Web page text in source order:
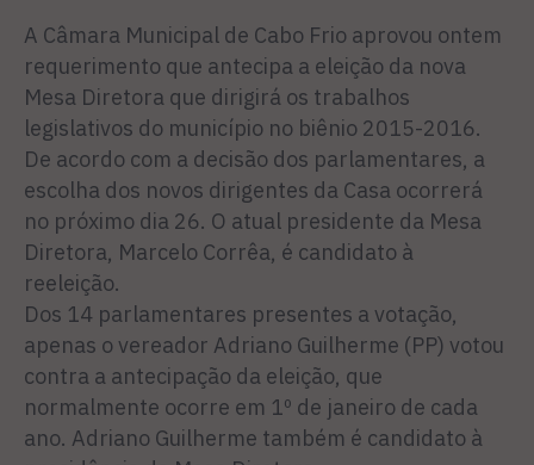
A Câmara Municipal de Cabo Frio aprovou ontem
requerimento que antecipa a eleição da nova
Mesa Diretora que dirigirá os trabalhos
legislativos do município no biênio 2015-2016.
De acordo com a decisão dos parlamentares, a
escolha dos novos dirigentes da Casa ocorrerá
no próximo dia 26. O atual presidente da Mesa
Diretora, Marcelo Corrêa, é candidato à
reeleição.
Dos 14 parlamentares presentes a votação,
apenas o vereador Adriano Guilherme (PP) votou
contra a antecipação da eleição, que
normalmente ocorre em 1º de janeiro de cada
ano. Adriano Guilherme também é candidato à